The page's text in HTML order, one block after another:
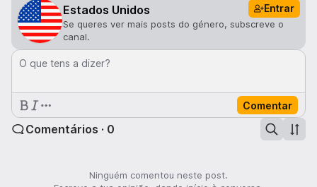
Estados Unidos Entrar
Se queres ver mais posts do género, subscreve o
canal.
O que tens a dizer?
Comentar
Comentários · 0
Ninguém comentou neste post.